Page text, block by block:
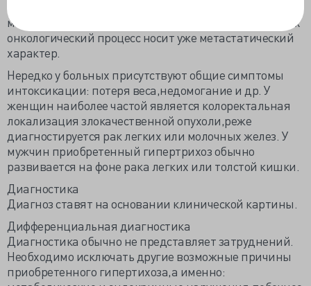
манифестации гипертрихоза у большинства больных
онкологический процесс носит уже метастатический
характер.
Нередко у больных присутствуют общие симптомы
интоксикации: потеря веса,недомогание и др. У
женщин наиболее частой является колоректальная
локализация злокачественной опухоли,реже
диагностируется рак легких или молочных желез. У
мужчин приобретенный гипертрихоз обычно
развивается на фоне рака легких или толстой кишки.
Диагностика
Диагноз ставят на основании клинической картины.
Дифференциальная диагностика
Диагностика обычно не представляет затруднений.
Необходимо исключать другие возможные причины
приобретенного гипертихоза,а именно: